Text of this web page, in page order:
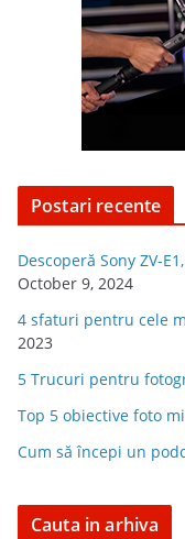
Postari recente
Descoperă Sony ZV-
October 9, 2024
4 sfaturi pentru cele
2023
5 Trucuri pentru
Top 5 obiective foto
Cum să începi un
Cauta in arhiva